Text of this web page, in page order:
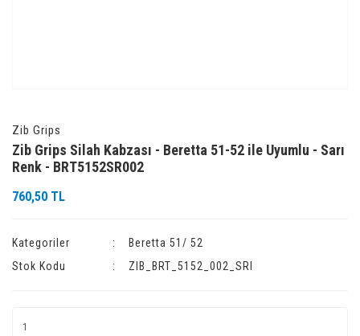
Zib Grips
Zib Grips Silah Kabzası - Beretta 51-52 ile Uyumlu - Sarı
Renk - BRT5152SR002
760,50 TL
Kategoriler
Beretta 51/ 52
Stok Kodu
ZIB_BRT_5152_002_SRI